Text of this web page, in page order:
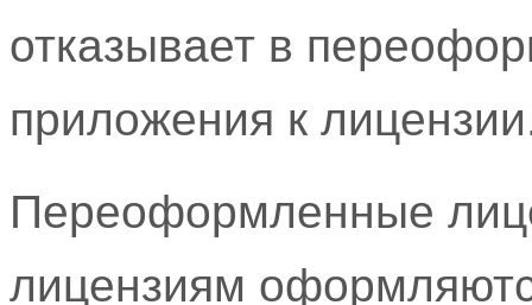
отказывает в
приложения к
Переоформленные
лицензиям